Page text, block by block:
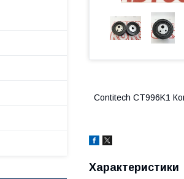
Contitech CT996K1
Характеристики